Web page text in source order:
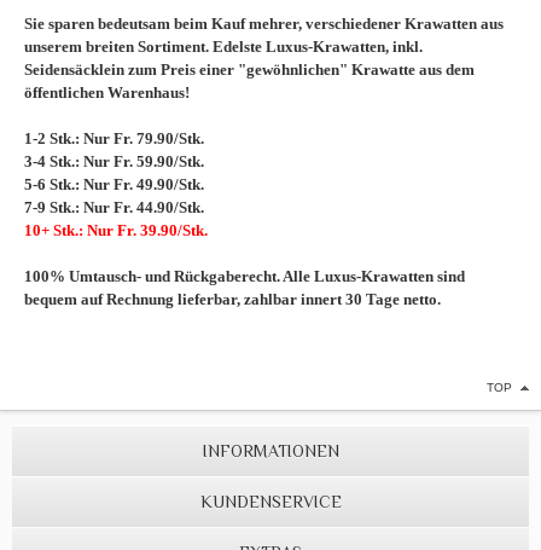
Sie sparen bedeutsam beim Kauf mehrer, verschiedener Krawatten aus
unserem breiten Sortiment. Edelste Luxus-Krawatten, inkl.
Seidensäcklein zum Preis einer "gewöhnlichen" Krawatte aus dem
öffentlichen Warenhaus!
1-2 Stk.: Nur Fr. 79.90/Stk.
3-4 Stk.: Nur Fr. 59.90/Stk.
5-6 Stk.: Nur Fr. 49.90/Stk.
7-9 Stk.: Nur Fr. 44.90/Stk.
10+ Stk.: Nur Fr. 39.90/Stk.
100% Umtausch- und Rückgaberecht. Alle Luxus-Krawatten sind
bequem auf Rechnung lieferbar, zahlbar innert 30 Tage netto.
TOP
INFORMATIONEN
KUNDENSERVICE